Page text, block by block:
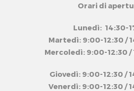
Orari di
Lunedì: 14:30-
Martedì: 9:00-12:30 /
Mercoledì: 9:00-12:30 /
Giovedì: 9:00-12:30 /
Venerdì: 9:00-12:30 /